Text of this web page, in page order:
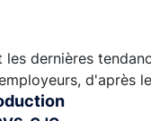
dernières
d'après